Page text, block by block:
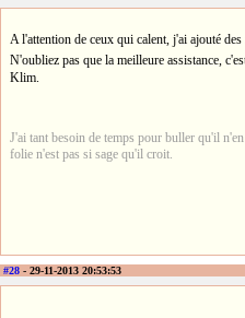
A l'attention de ceux qui calent, j'ai ajouté des
N'oubliez pas que la meilleure assistance,
Klim.
J'ai tant besoin de temps pour buller qu'il
folie n'est pas si sage qu'il croit.
#28 - 29-11-2013 20:53:53